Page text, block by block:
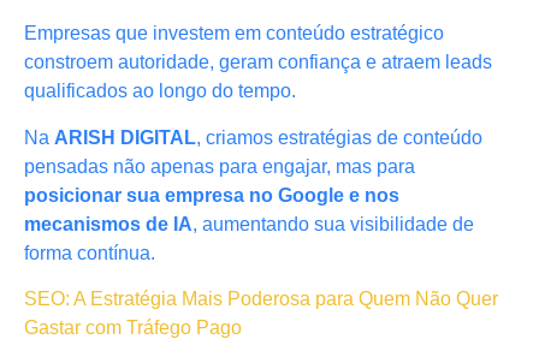
Empresas que investem em conteúdo estratégico
constroem autoridade, geram confiança e atraem leads
qualificados ao longo do tempo.
Na ARISH DIGITAL, criamos estratégias de conteúdo
pensadas não apenas para engajar, mas para
posicionar sua empresa no Google e nos
mecanismos de IA, aumentando sua visibilidade de
forma contínua.
SEO: A Estratégia Mais Poderosa para Quem Não Quer
Gastar com Tráfego Pago